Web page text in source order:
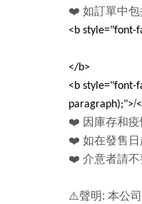
❤️ 如訂單中
<b style="font-
</b>
<b style="font-
paragraph);">/
❤️ 因庫存和
❤️ 如在發售
❤️ 介意者請不
⚠️聲明: 本公